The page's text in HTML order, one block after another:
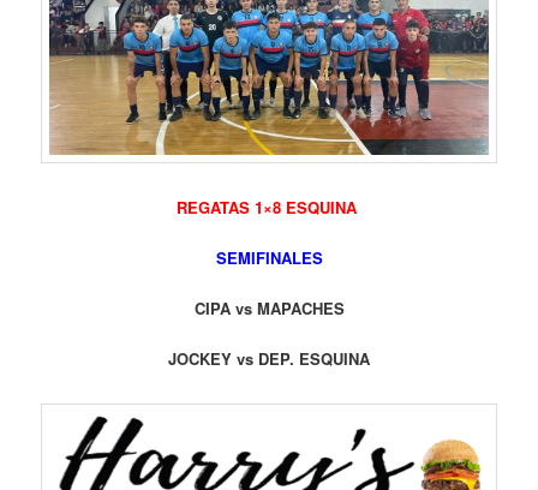
REGATAS 1×8 ESQUINA
SEMIFINALES
CIPA vs MAPACHES
JOCKEY vs DEP. ESQUINA